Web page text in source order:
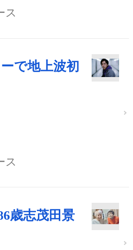
ス
で地上波初
ス
歳志茂田景